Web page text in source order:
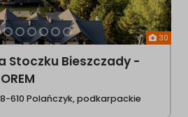
30
Stoczku Bieszczady -
610 Polańczyk, podkarpackie